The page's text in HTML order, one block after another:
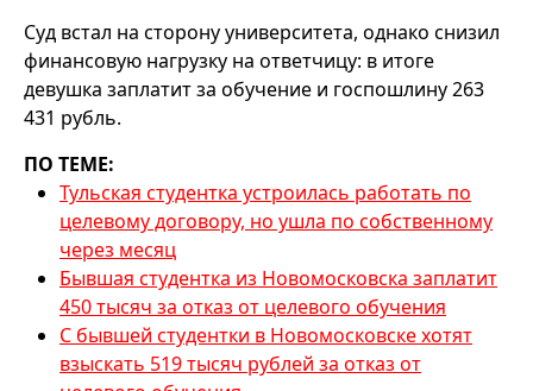
Суд встал на сторону университета, однако снизил
финансовую нагрузку на ответчицу: в итоге
девушка заплатит за обучение и госпошлину 263
431 рубль.
ПО ТЕМЕ:
Тульская студентка устроилась работать по
целевому договору, но ушла по собственному
через месяц
Бывшая студентка из Новомосковска заплатит
450 тысяч за отказ от целевого обучения
С бывшей студентки в Новомосковске хотят
взыскать 519 тысяч рублей за отказ от